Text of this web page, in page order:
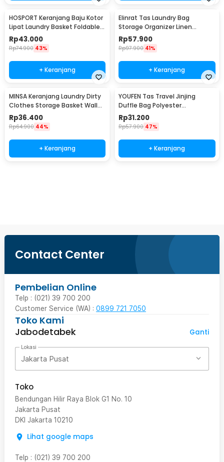
HOSPORT Keranjang Baju Kotor
Lipat Laundry Basket Foldable
100L - H10
Rp43.000
Rp74.900 43%
+ Keranjang
Elinrat Tas Laundry Bag
Storage Organizer Linen
Foldable with Handle - E90
Rp57.900
Rp97.900 41%
+ Keranjang
MINSA Keranjang Laundry Dirty
Clothes Storage Basket Wall
Mounted - MSU29
Rp36.400
Rp64.900 44%
+ Keranjang
YOUFEN Tas Travel Jinjing
Duffle Bag Polyester
75x36x33cm - X75
Rp31.200
Rp57.900 47%
+ Keranjang
Contact Center
Pembelian Online
Telp : (021) 39 700 200
Customer Service (WA) : 0899 721 7050
Toko Kami
Jabodetabek
Ganti
Lokasi
Jakarta Pusat
Toko
Bendungan Hilir Raya Blok G1 No. 10
Jakarta Pusat
DKI Jakarta 10210
Lihat google maps
Telp : (021) 39 700 200